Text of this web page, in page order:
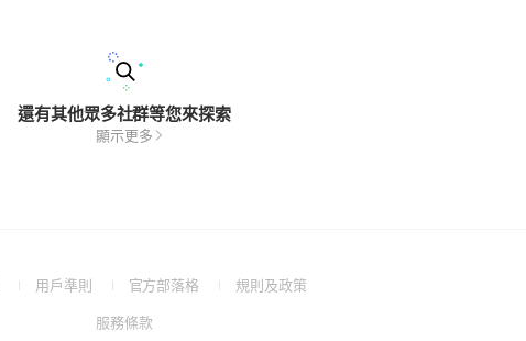
還有其他眾多社群等您來探索
顯示更多
(Open用戶準則
(Open
a
官方部落格
(Open規則及政策(Open
服務條款(Open